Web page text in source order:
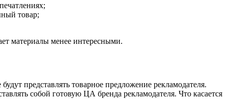
товар;
материалы менее интересными.
представлять товарное предложение рекламодателя.
собой готовую ЦА бренда рекламодателя. Что касается